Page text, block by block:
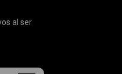
al ser